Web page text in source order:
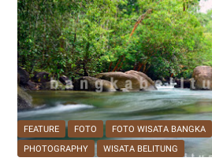
Melayu
Khas
di
Ujung
Selatan
Sumatera
FEATURE FOTO FOTO WISATA BANGKA
PHOTOGRAPHY
WISATA BELITUNG